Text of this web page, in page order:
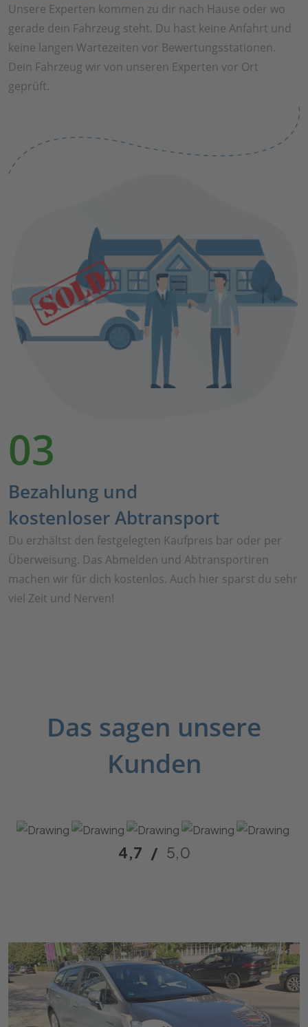
Unsere Experten kommen zu dir nach Hause oder wo
gerade dein Fahrzeug steht. Du hast keine Anfahrt und
keine langen Wartezeiten vor Bewertungsstationen.
Dein Fahrzeug wir von unseren Experten vor Ort
geprüft.
03
Bezahlung und
kostenloser Abtransport
Du erzhältst den festgelegten Kaufpreis bar oder per
Überweisung. Das Abmelden und Abtransportiren
machen wir für dich kostenlos. Auch hier sparst du sehr
viel Zeit und Nerven!
Das sagen unsere
Kunden
4,7 / 5,0